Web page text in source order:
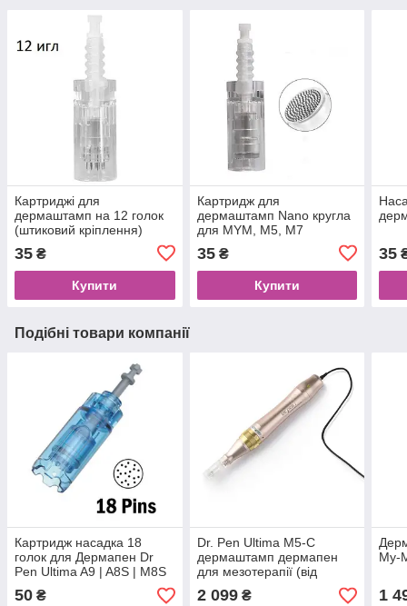
Картриджі для
дермаштамп на 12 голок
(штиковий кріплення)
35 ₴
Купити
Картридж для
дермаштамп Nano кругла
для MYM, M5, M7
35₴
Купити
35
Подібні товари компанії
Картридж насадка 18
голок для Дермапен Dr
Pen Ultima A9 | A8S | M8S
50 ₴
Dr. Pen Ultima M5-C
дермаштамп дермапен
для мезотерапії (від
мережі)
2 099₴
My-
1